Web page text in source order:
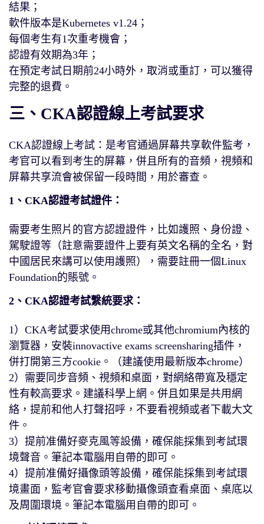
結果；
軟件版本是Kubernetes v1.24；
每個考生有1次重考機會；
認證有效期為3年；
在預定考試日期前24小時外，取消或重訂，可以獲得
完整的退費。
三、CKA認證線上考試要求
CKA認證線上考試：是考官通過屏幕共享軟件監考，
考官可以看到考生的屏幕，併且所有的音頻，視頻和
屏幕共享流會被保留一段時間，用於審查。
1、CKA認證考試證件：
需要考生照片的官方認證證件，比如護照、身份證、
駕駛證等（註意需要證件上要有英文名稱的全名，對
中國居民來講可以使用護照），需要註冊一個Linux
Foundation的賬號。
2、CKA認證考試繫統要求：
1）CKA考試要求使用chrome或其他chromium內核的
瀏覽器，安裝innovactive exams screensharing插件，
併打開第三方cookie。（建議使用最新版本chrome）
2）需要同步音頻、視頻和桌面，對網絡帶寬及穩定
性有較高要求。建議科學上網。併且如果是共用網
絡，提前和他人打聲招呼，不要看視頻或者下載大文
件。
3）提前准備好麥克風等設備，確保能採集到考試環
境聲音。筆記本電腦用自帶的即可。
4）提前准備好攝像頭等設備，確保能採集到考試環
境畫面，監考官會要求移動攝像頭查看桌面、桌底以
及周圍環境。筆記本電腦用自帶的即可。